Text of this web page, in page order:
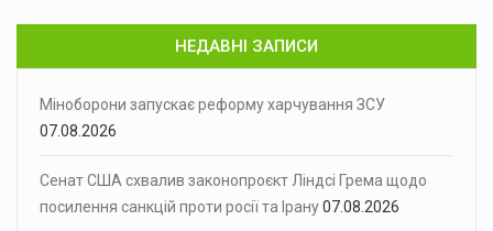
НЕДАВНІ ЗАПИСИ
Міноборони запускає реформу харчування ЗСУ
07.08.2026
Сенат США схвалив законопроєкт Ліндсі Грема щодо
посилення санкцій проти росії та Ірану07.08.2026